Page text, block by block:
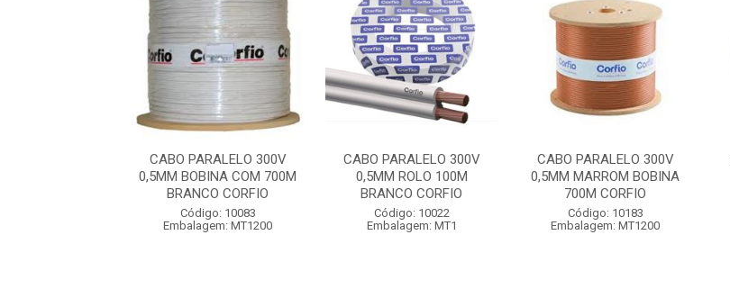
CABO PARALELO 300V
0,5MM BOBINA COM 700M
BRANCO CORFIO
Código: 10083
Embalagem: MT1200
CABO PARALELO 300V
0,5MM ROLO 100M
BRANCO CORFIO
Código: 10022
Embalagem: MT1
CABO PARALELO 300V
0,5MM MARROM BOBINA
700M CORFIO
Código: 10183
Embalagem: MT1200